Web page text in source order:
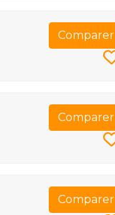
Comparer
Comparer
Comparer